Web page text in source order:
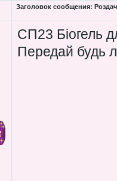
Заголовок сообщения:
СП23 Біогель
Передай будь